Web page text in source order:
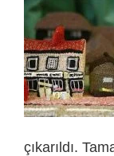
çıkarıldı.